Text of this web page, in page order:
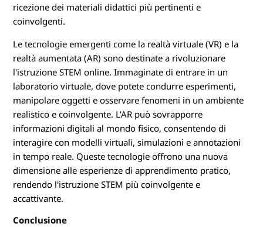
ricezione dei materiali didattici più pertinenti e
coinvolgenti.
Le tecnologie emergenti come la realtà virtuale (VR) e la
realtà aumentata (AR) sono destinate a rivoluzionare
l'istruzione STEM online. Immaginate di entrare in un
laboratorio virtuale, dove potete condurre esperimenti,
manipolare oggetti e osservare fenomeni in un ambiente
realistico e coinvolgente. L'AR può sovrapporre
informazioni digitali al mondo fisico, consentendo di
interagire con modelli virtuali, simulazioni e annotazioni
in tempo reale. Queste tecnologie offrono una nuova
dimensione alle esperienze di apprendimento pratico,
rendendo l'istruzione STEM più coinvolgente e
accattivante.
Conclusione